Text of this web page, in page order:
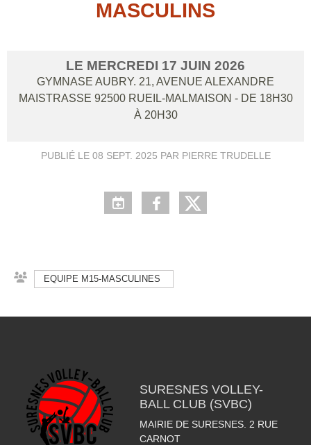
MASCULINS
LE MERCREDI 17 JUIN 2026
GYMNASE AUBRY. 21, AVENUE ALEXANDRE
MAISTRASSE 92500 RUEIL-MALMAISON - DE 18H30
À 20H30
PUBLIÉ LE 08 SEPT. 2025 PAR PIERRE TRUDELLE
EQUIPE M15-MASCULINES
SURESNES VOLLEY-
BALL CLUB (SVBC)
MAIRIE DE SURESNES. 2 RUE
CARNOT